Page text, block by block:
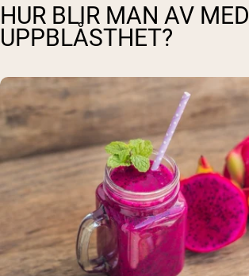
HUR BLIR MAN AV MED
UPPBLÅSTHET?